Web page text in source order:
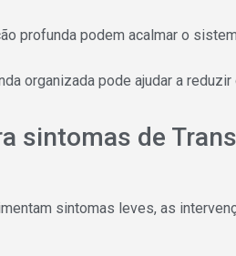
profunda podem acalmar o
organizada pode ajudar a
sintomas de
sintomas leves, as